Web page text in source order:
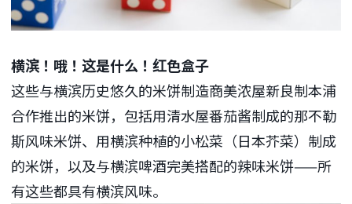
横滨！哦！这是什么！红色盒子
这些与横滨历史悠久的米饼制造商美浓屋新良制本浦
合作推出的米饼，包括用清水屋番茄酱制成的那不勒
斯风味米饼、用横滨种植的小松菜（日本芥菜）制成
的米饼，以及与横滨啤酒完美搭配的辣味米饼——所
有这些都具有横滨风味。